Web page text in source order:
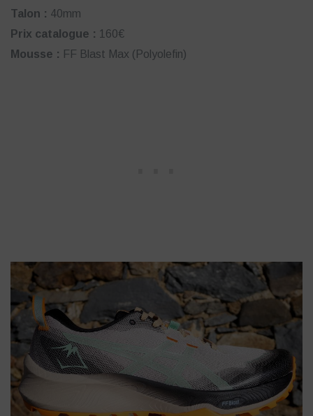
Talon : 40mm
Prix catalogue : 160€
Mousse : FF Blast Max (Polyolefin)